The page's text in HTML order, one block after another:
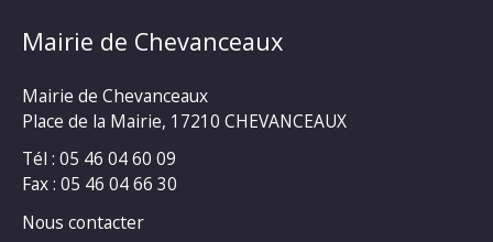
Mairie de Chevanceaux
Mairie de Chevanceaux
Place de la Mairie, 17210 CHEVANCEAUX
Tél : 05 46 04 60 09
Fax : 05 46 04 66 30
Nous contacter